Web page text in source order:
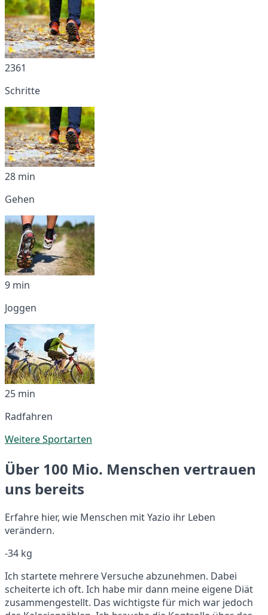
2361
Schritte
28 min
Gehen
9 min
Joggen
25 min
Radfahren
Weitere Sportarten
Über 100 Mio. Menschen vertrauen
uns bereits
Erfahre hier, wie Menschen mit Yazio ihr Leben
verändern.
-34 kg
Ich startete mehrere Versuche abzunehmen. Dabei
scheiterte ich oft. Ich habe mir dann meine eigene Diät
zusammengestellt. Das wichtigste für mich war jedoch